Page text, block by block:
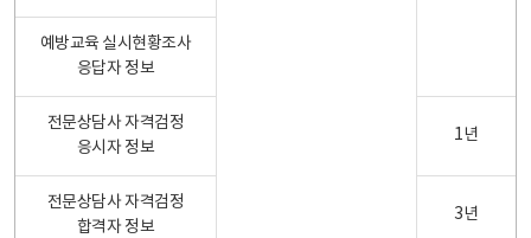
예방교육 실시현황조사
응답자 정보
전문상담사 자격검정
응시자 정보
1년
전문상담사 자격검정
합격자 정보
3년